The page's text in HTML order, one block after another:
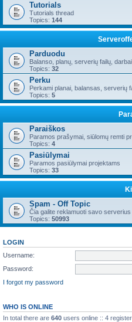
Tutorials
Tutorials thread
Topics: 144
Parduodu
Balanso, planų, serverių failų,
Topics: 32
Perku
Perkami planai, balansas, serverių
Topics: 5
Paraiškos
Paramos prašymai, siūlomų remti
Topics: 4
Pasiūlymai
Paramos pasiūlymai projektams
Topics: 33
Spam - Off Topic
Čia galite reklamuoti savo
Topics: 50993
LOGIN
Username:
Password:
I forgot my password
WHO IS ONLINE
In total there are 640 users online :: 4